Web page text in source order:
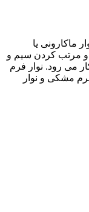
ماکارونی یا
و مرتب کردن سیم و
می رود. نوار فرم
فرم مشکی و نوار